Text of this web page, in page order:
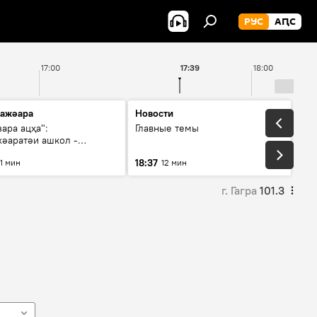
РУС АԤС
17:00 18:00
17:39
ацҳа":
ашкол -
мин
Новости
Главные темы
18:37 12 мин
г. Гагра 101.3